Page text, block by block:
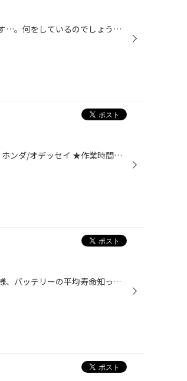
何やらピットで黙々と作業をしている スタッフがいます…。何をしているのでしょうか？ 作業しているのは近藤スタッフでした！！ もう少しで完成予定らしいので 完成しましたら 更新したいと思います！！お楽しみに^_^ #POP作成#近藤スタッフ
今回はオイル交換の紹介です。 ★車種：メーカー/車名 ホンダ/オデッセイ ★作業時間（オイル+エレメント交換）：約60分程 今回交換したオイルは Wako'sプロステージは エンジンオイルとして優れた性能を有しながら省燃費自動車等の低回転高負荷状態で発生するLSPI(Low Speed Pre-Ignition)や煤による...
バッテリー交換中の高森スタッフをパシャり（笑） 皆様、バッテリーの平均寿命知っていますか？ 寿命は約3年と言われています。 今のバッテリーは性能が良く、 何の前振りも無くバッテリー上がりを起こしてしまうことがあるんですよ！！ タイヤ館では無料でバッテリー点検を行っております。 「最近...